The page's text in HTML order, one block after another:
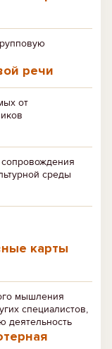
речи
от
сопровождения
среды
карты
мышления
специалистов,
деятельность